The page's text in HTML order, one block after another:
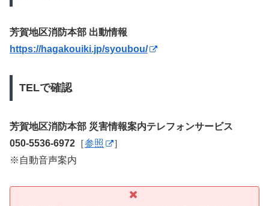
芳賀地区消防本部 出動情報
https://hagakouiki.jp/syoubou/
TELで確認
芳賀地区消防本部 災害情報案内テレフォンサービス
050-5536-6972 ［参照
］
※自動音声案内